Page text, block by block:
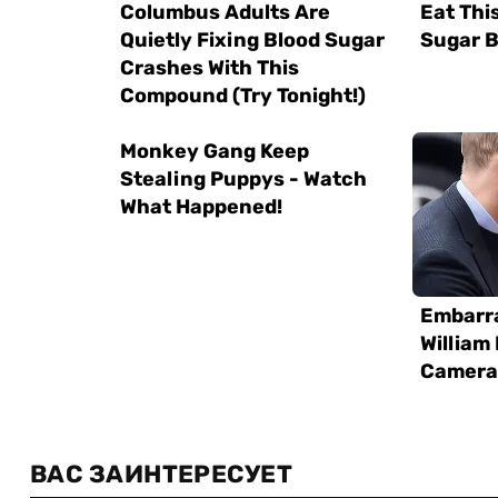
ВАС ЗАИНТЕРЕСУЕТ